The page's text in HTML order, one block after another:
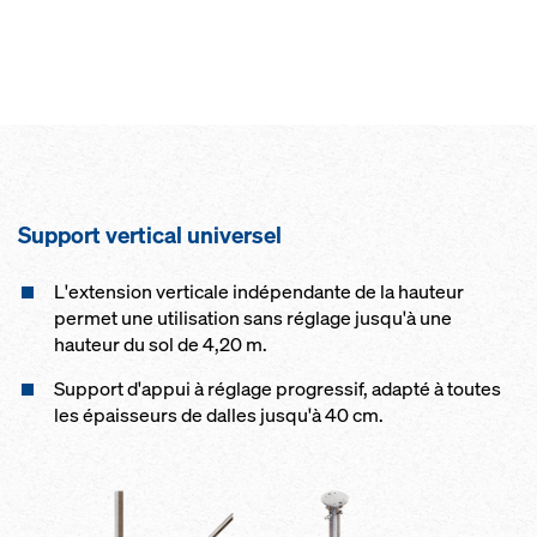
Support vertical universel
L'extension verticale indépendante de la hauteur
permet une utilisation sans réglage jusqu'à une
hauteur du sol de 4,20 m.
Support d'appui à réglage progressif, adapté à toutes
les épaisseurs de dalles jusqu'à 40 cm.